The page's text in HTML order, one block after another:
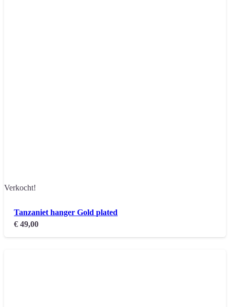
Verkocht!
Tanzaniet hanger Gold plated
€ 49,00